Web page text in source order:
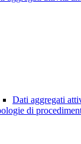
Dati aggregati
di